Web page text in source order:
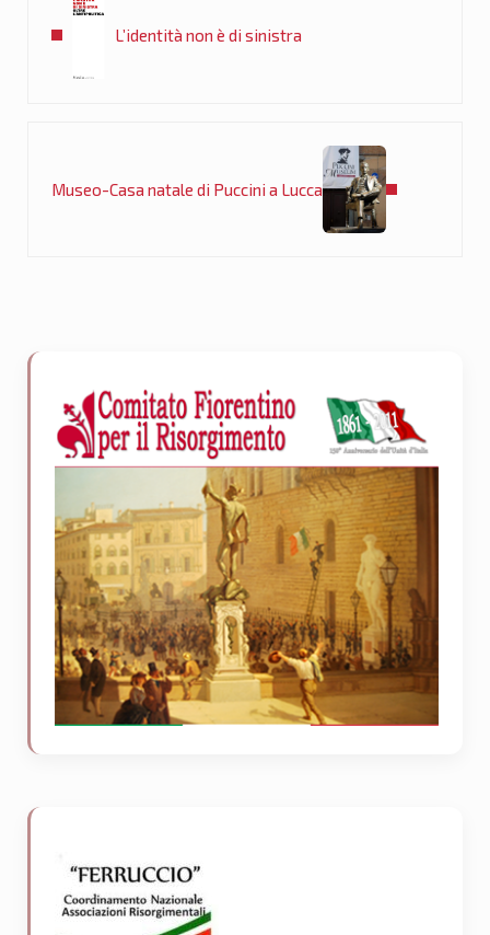
L’identità non è di sinistra
Museo-Casa natale di Puccini a Lucca
Sidebar